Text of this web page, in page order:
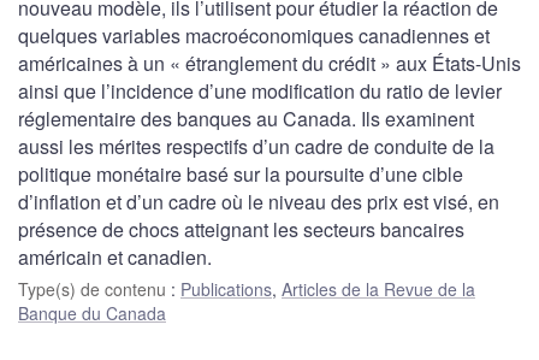
nouveau modèle, ils l’utilisent pour étudier la réaction de
quelques variables macroéconomiques canadiennes et
américaines à un « étranglement du crédit » aux États-Unis
ainsi que l’incidence d’une modification du ratio de levier
réglementaire des banques au Canada. Ils examinent
aussi les mérites respectifs d’un cadre de conduite de la
politique monétaire basé sur la poursuite d’une cible
d’inflation et d’un cadre où le niveau des prix est visé, en
présence de chocs atteignant les secteurs bancaires
américain et canadien.
Type(s) de contenu : Publications, Articles de la Revue de la
Banque du Canada